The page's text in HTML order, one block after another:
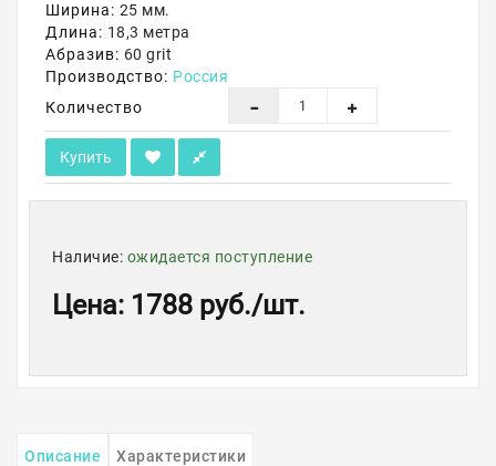
Ширина: 25 мм.
Длина: 18,3 метра
Абразив: 60 grit
Производство: Россия
Количество
Купить
Наличие: ожидается поступление
Цена: 1788 руб./шт.
Описание Характеристики